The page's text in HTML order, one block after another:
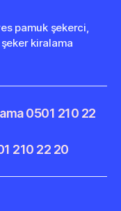
pamuk şekerci,
kiralama
0501 210 22
210 22 20